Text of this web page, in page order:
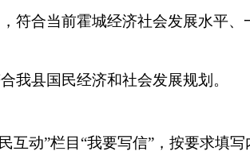
符合当前霍城经济社会发展水平、
我县国民经济和社会发展规划。
互动”栏目“我要写信” ，按要求填写